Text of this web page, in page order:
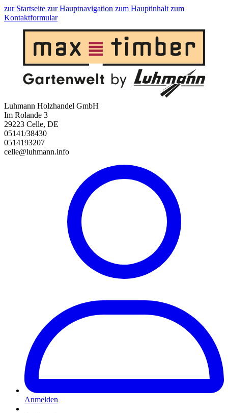
zur Startseite zur Hauptnavigation zum Hauptinhalt zum
Kontaktformular
Luhmann Holzhandel GmbH
Im Rolande 3
29223 Celle, DE
05141/38430
0514193207
celle@luhmann.info
Anmelden